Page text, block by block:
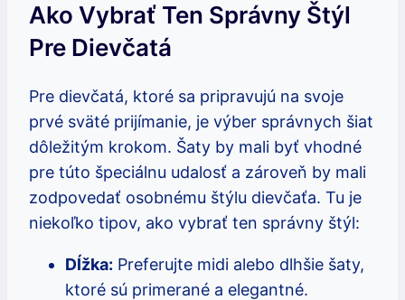
Ako Vybrať Ten Správny Štýl
Pre Dievčatá
Pre dievčatá, ktoré sa pripravujú na svoje
prvé sväté prijímanie, je výber správnych šiat
dôležitým krokom. Šaty by mali byť vhodné
pre túto špeciálnu udalosť a zároveň by mali
zodpovedať osobnému štýlu dievčaťa. Tu je
niekoľko tipov, ako vybrať ten správny štýl:
Dĺžka: Preferujte midi alebo dlhšie šaty,
ktoré sú primerané a elegantné.